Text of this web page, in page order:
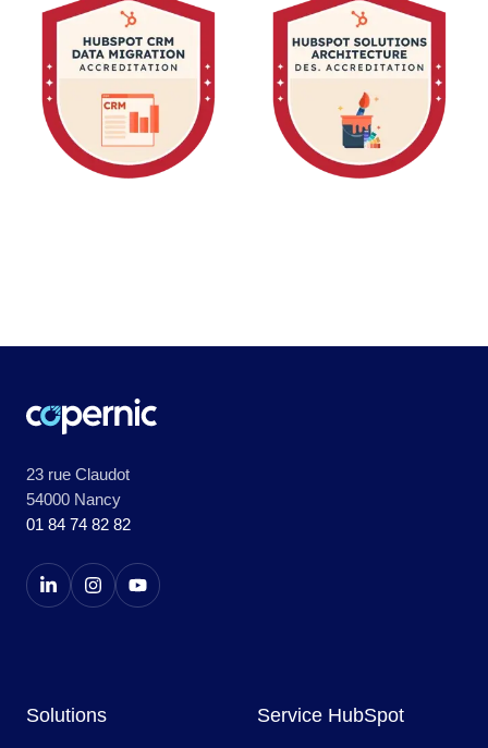
23 rue Claudot
54000 Nancy
01 84 74 82 82
Solutions Service HubSpot